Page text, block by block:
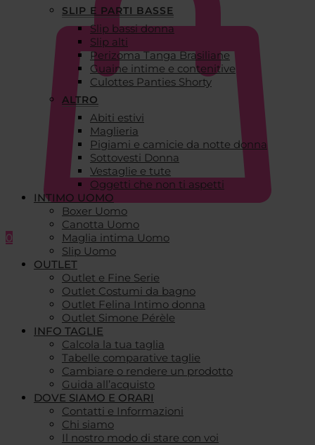
0
SLIP E PARTI BASSE
Slip bassi donna
Slip alti
Perizoma Tanga Brasiliane
Guaine intime e contenitive
Culottes Panties Shorty
ALTRO
Abiti estivi
Maglieria
Pigiami e camicie da notte donna
Sottovesti Donna
Vestaglie e tute
Oggetti che non ti aspetti
INTIMO UOMO
Boxer Uomo
Canotta Uomo
Maglia intima Uomo
Slip Uomo
OUTLET
Outlet e Fine Serie
Outlet Costumi da bagno
Outlet Felina Intimo donna
Outlet Simone Pérèle
INFO TAGLIE
Calcola la tua taglia
Tabelle comparative taglie
Cambiare o rendere un prodotto
Guida all’acquisto
DOVE SIAMO E ORARI
Contatti e Informazioni
Chi siamo
Il nostro modo di stare con voi